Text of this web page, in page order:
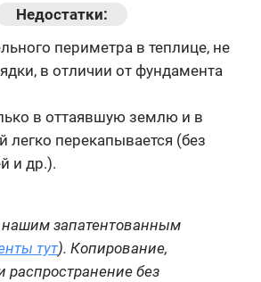
Недостатки:
периметра в теплице, не
в отличии от фундамента
в оттаявшую землю и в
легко перекапывается (без
и др.).
нашим запатентованным
тут). Копирование,
распространение без